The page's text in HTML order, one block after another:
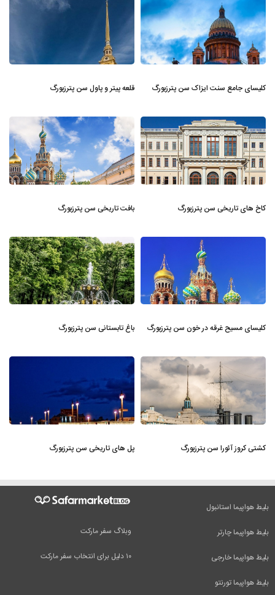
کلیسای جامع سنت ایزاک سن پترزبورگ قلعه پیتر و پاول سن پترزبورگ
کاخ های تاریخی سن پترزبورگ بافت تاریخی سن پترزبورگ
کلیسای مسیح غرقه در خون سن پترزبورگ باغ تابستانی سن پترزبورگ
کشتی کروز آئورا سن پترزبورگ پل های تاریخی سن پترزبورگ
وبلاگ سفر مارکت
۱۰ دلیل برای انتخاب سفر مارکت
بلیط هواپیما استانبول
بلیط هواپیما چارتر
بلیط هواپیما خارجی
بلیط هواپیما تورنتو